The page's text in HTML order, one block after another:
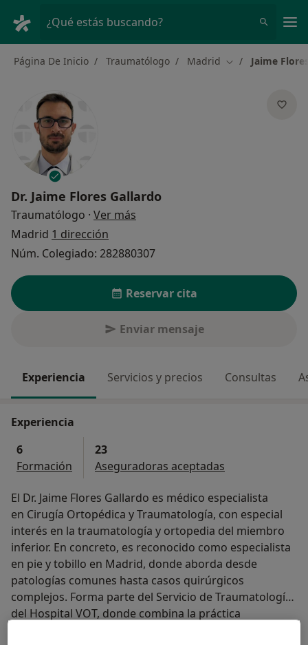
¿Qué estás buscando?
Página De Inicio Traumatólogo Madrid Cambiar de
Jaime
Dr. Jaime Flores Gallardo
Traumatólogo · Ver más
Madrid 1 dirección
Núm. Colegiado: 282880307
Reservar cita
Enviar mensaje
Experiencia Servicios y precios Consultas
Experiencia
6
Formación
23
Aseguradoras aceptadas
El Dr. Jaime Flores Gallardo es médico especialista
en Cirugía Ortopédica y Traumatología, con especial
interés en la traumatología y ortopedia del miembro
inferior. En concreto, es reconocido como especialista
en pie y tobillo en Madrid, donde aborda desde
patologías comunes hasta casos quirúrgicos
complejos. Forma parte del Servicio de Traumatología
del Hospital VOT, donde combina la práctica